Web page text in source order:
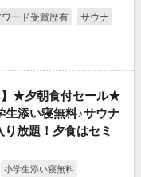
ワード受賞歴有 サウナ
】★夕朝食付セール★
生添い寝無料♪サウナ
放題！夕食はセミ
小学生添い寝無料